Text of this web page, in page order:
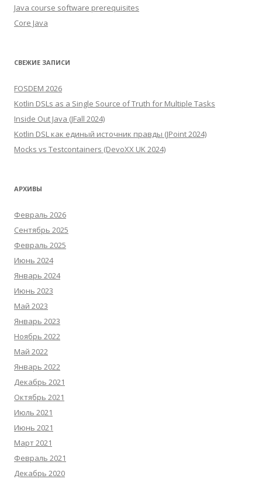
Java course software prerequisites
Core Java
СВЕЖИЕ ЗАПИСИ
FOSDEM 2026
Kotlin DSLs as a Single Source of Truth for Multiple Tasks
Inside Out Java (JFall 2024)
Kotlin DSL как единый источник правды (JPoint 2024)
Mocks vs Testcontainers (DevoXX UK 2024)
АРХИВЫ
Февраль 2026
Сентябрь 2025
Февраль 2025
Июнь 2024
Январь 2024
Июнь 2023
Май 2023
Январь 2023
Ноябрь 2022
Май 2022
Январь 2022
Декабрь 2021
Октябрь 2021
Июль 2021
Июнь 2021
Март 2021
Февраль 2021
Декабрь 2020